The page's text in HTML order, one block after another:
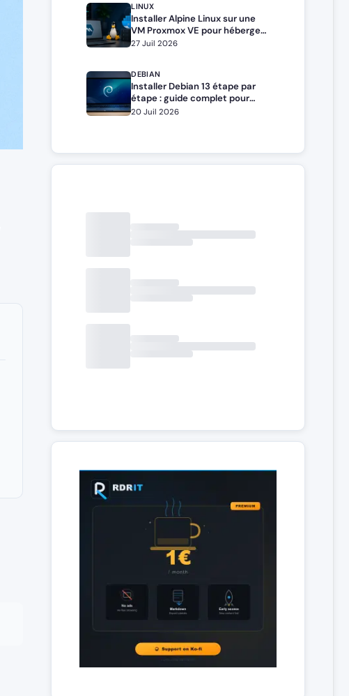
LINUX
Installer Alpine Linux sur une
VM Proxmox VE pour héberger
Docker et Docker Compose
27 Juil 2026
DEBIAN
Installer Debian 13 étape par
étape : guide complet pour
débutants et administrateurs
20 Juil 2026